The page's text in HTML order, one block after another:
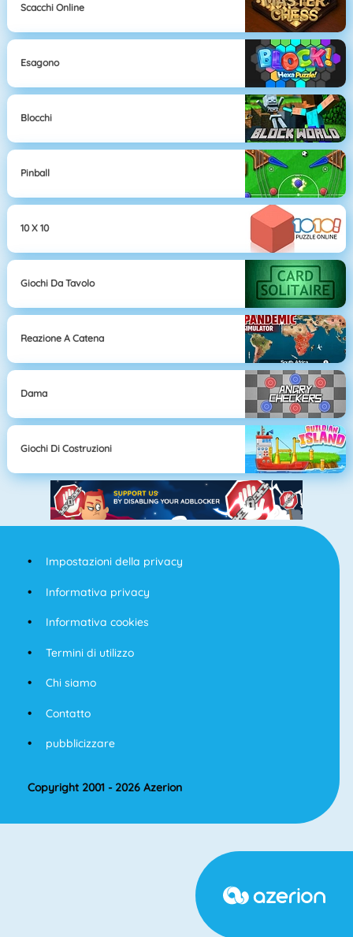
Scacchi Online
Esagono
Blocchi
Pinball
10 X 10
Giochi Da Tavolo
Reazione A Catena
Dama
Giochi Di Costruzioni
Impostazioni della privacy
Informativa privacy
Informativa cookies
Termini di utilizzo
Chi siamo
Contatto
pubblicizzare
Copyright 2001 - 2026 Azerion